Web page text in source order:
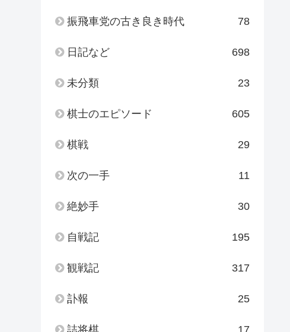
振飛車党の古き良き時代 78
日記など 698
未分類 23
棋士のエピソード 605
棋戦 29
次の一手 11
絶妙手 30
自戦記 195
観戦記 317
訃報 25